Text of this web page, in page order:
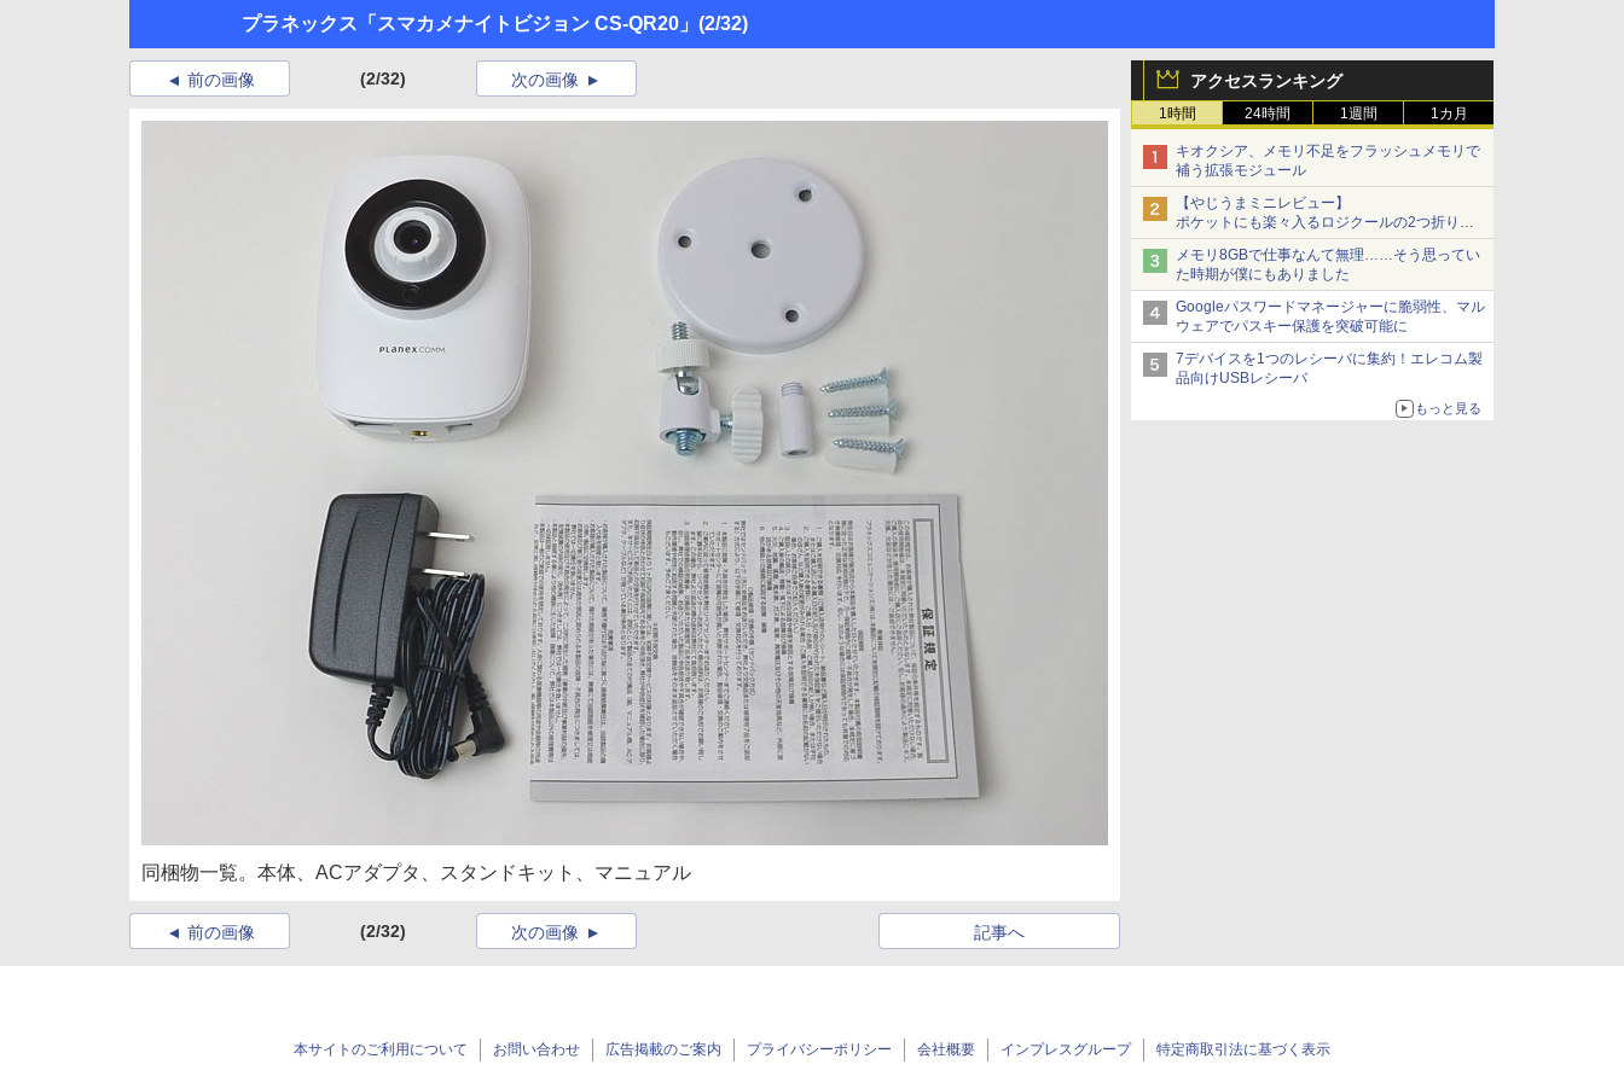
プラネックス「スマカメナイトビジョン CS-QR20」 (2/32)
アクセスランキング
1時間 24時間 1週間 1カ月
キオクシア、メモリ不足をフラッシュメモリで
補う拡張モジュール
【やじうまミニレビュー】
ポケットにも楽々入るロジクールの2つ折りマ
ウス「Mobi Fold」。その気になるギミックと
は？
メモリ8GBで仕事なんて無理……そう思ってい
た時期が僕にもありました
Googleパスワードマネージャーに脆弱性、マル
ウェアでパスキー保護を突破可能に
7デバイスを1つのレシーバに集約！エレコム製
品向けUSBレシーバ
もっと見る
前の画像 (2/32) 次の画像
同梱物一覧。本体、ACアダプタ、スタンドキット、マニュアル
前の画像 (2/32) 記事へ
次の画像
本サイトのご利用について お問い合わせ 広告掲載のご案内 プライバシーポリシー 会社概要 インプレスグループ 特定商取引法に基づく表示